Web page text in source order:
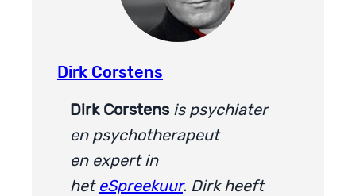
Dirk Corstens
Dirk Corstens is psychiater
en psychotherapeut
en expert in
het eSpreekuur. Dirk heeft